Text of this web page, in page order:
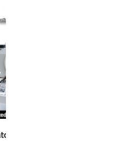
Nuovo design del contatore delle etichette con guida web